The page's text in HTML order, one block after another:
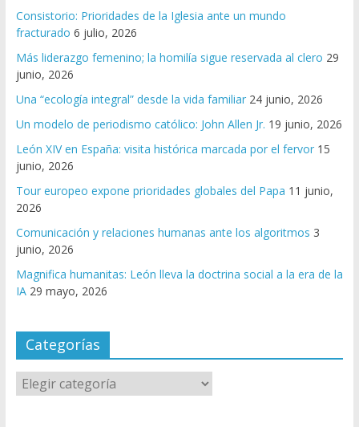
Consistorio: Prioridades de la Iglesia ante un mundo
fracturado 6 julio, 2026
Más liderazgo femenino; la homilía sigue reservada al clero 29
junio, 2026
Una “ecología integral” desde la vida familiar 24 junio, 2026
Un modelo de periodismo católico: John Allen Jr. 19 junio, 2026
León XIV en España: visita histórica marcada por el fervor 15
junio, 2026
Tour europeo expone prioridades globales del Papa 11 junio,
2026
Comunicación y relaciones humanas ante los algoritmos 3
junio, 2026
Magnifica humanitas: León lleva la doctrina social a la era de la
IA 29 mayo, 2026
Categorías